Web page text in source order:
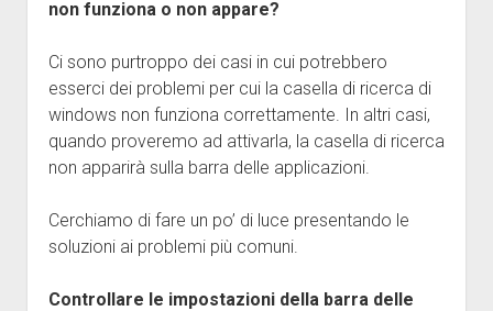
non funziona o non appare?
Ci sono purtroppo dei casi in cui potrebbero
esserci dei problemi per cui la casella di ricerca di
windows non funziona correttamente. In altri casi,
quando proveremo ad attivarla, la casella di ricerca
non apparirà sulla barra delle applicazioni.
Cerchiamo di fare un po’ di luce presentando le
soluzioni ai problemi più comuni.
Controllare le impostazioni della barra delle